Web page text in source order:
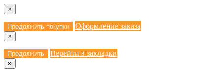
×
Продолжить покупки Оформление заказа
×
Продолжить Перейти в закладки
×